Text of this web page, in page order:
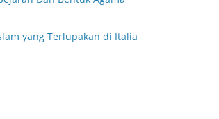
yang Terlupakan di Italia